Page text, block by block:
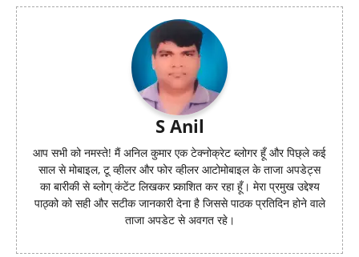
S Anil
आप सभी को नमस्ते! मैं अनिल कुमार एक टेक्नोक्रेट ब्लोगर हूँ और पिछ्ले कई
साल से मोबाइल, टू व्हीलर और फोर व्हीलर आटोमोबाइल के ताजा अपडेट्स
का बारीकी से ब्लोग् कंटेंट लिखकर प्र्काशित कर रहा हूँ। मेरा प्रमुख उद्देश्य
पाठ्को को सही और सटीक जानकारी देना है जिससे पाठक प्रतिदिन होने वाले
ताजा अपडेट से अवगत रहे।